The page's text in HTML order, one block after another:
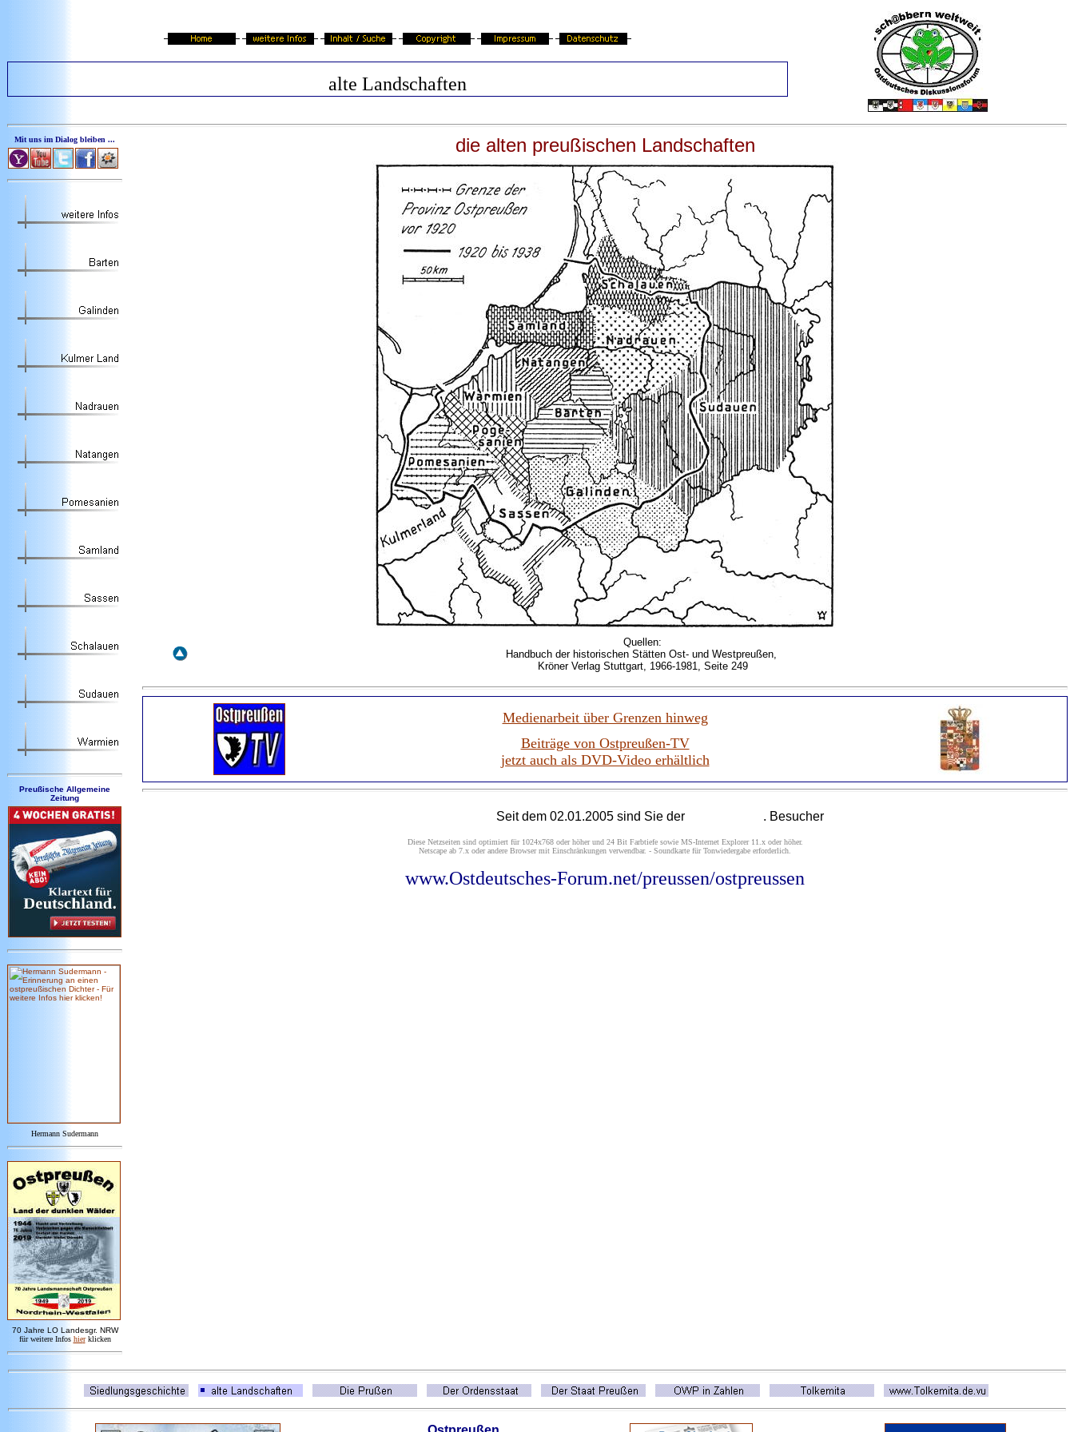
alte Landschaften
Mit uns im Dialog bleiben ...
Preußische Allgemeine
Zeitung
Hermann Sudermann
70 Jahre LO Landesgr. NRW
für weitere Infos hier klicken
die alten preußischen Landschaften
Quellen:
Handbuch der historischen Stätten Ost- und Westpreußen,
Kröner Verlag Stuttgart, 1966-1981, Seite 249
Medienarbeit über Grenzen hinweg
Beiträge von Ostpreußen-TV
jetzt auch als DVD-Video erhältlich
Seitdem 02.01.2005 sind Sie der . Besucher
Diese Netzseiten sind optimiert für 1024x768 oder höher und 24 Bit Farbtiefe sowie MS-Internet Explorer 11.x oder höher.
Netscape ab 7.x oder andere Browser mit Einschränkungen verwendbar. - Soundkarte für Tonwiedergabe erforderlich.
www.Ostdeutsches-Forum.net/preussen/ostpreussen